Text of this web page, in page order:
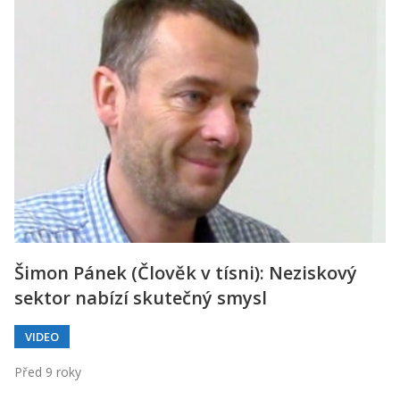
Šimon Pánek (Člověk v tísni): Neziskový
sektor nabízí skutečný smysl
VIDEO
Před 9 roky